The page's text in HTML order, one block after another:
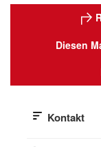
Diesen
Kontakt